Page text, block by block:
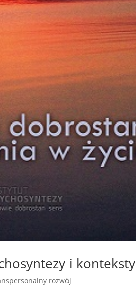
i konteksty
rozwój